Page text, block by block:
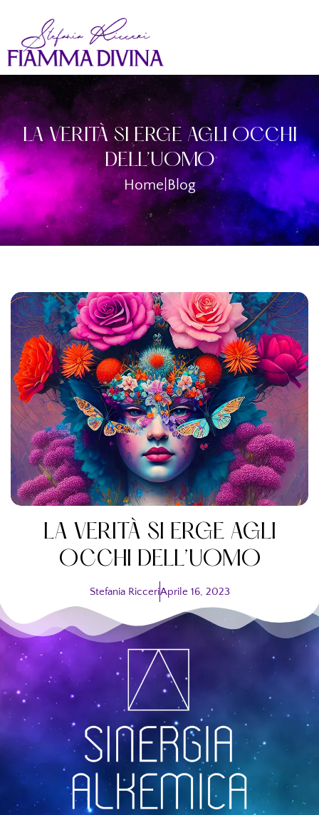
LA VERITÀ SI ERGE AGLI OCCHI
DELL’UOMO
Home|Blog
LA VERITÀ SI ERGE AGLI
OCCHI DELL’UOMO
Stefania RicceriAprile 16, 2023